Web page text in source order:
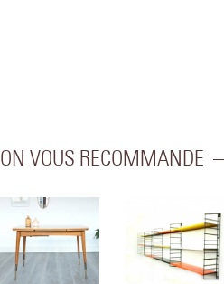
ON VOUS RECOMMANDE